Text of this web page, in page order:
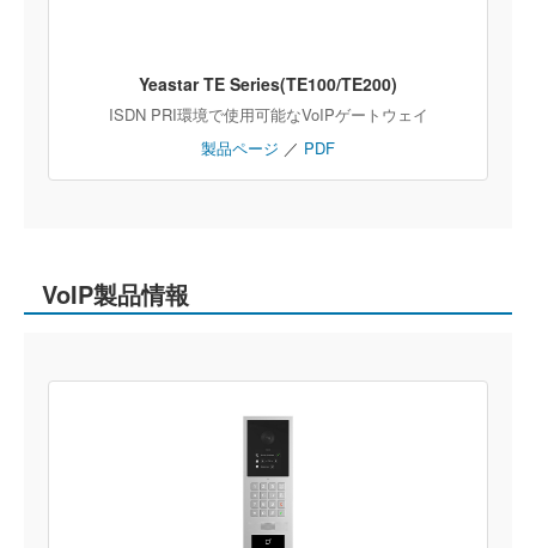
Yeastar TE Series(TE100/TE200)
ISDN PRI環境で使用可能なVoIPゲートウェイ
製品ページ ／ PDF
VoIP製品情報